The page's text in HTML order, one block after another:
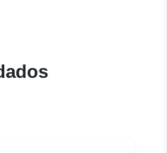
4769-b9c0-